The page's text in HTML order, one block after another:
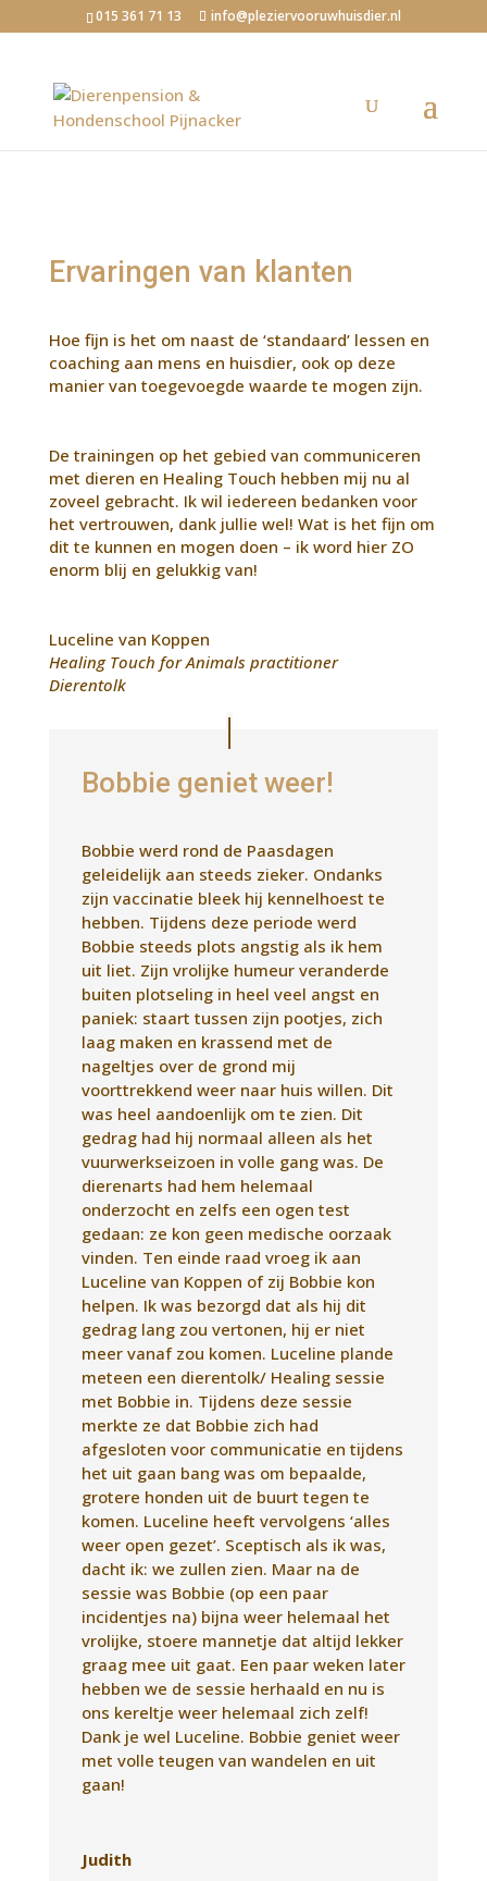
015 361 71 13 info@pleziervooruwhuisdier.nl
Ervaringen van klanten
Hoe fijn is het om naast de ‘standaard’ lessen en
coaching aan mens en huisdier, ook op deze
manier van toegevoegde waarde te mogen zijn.
De trainingen op het gebied van communiceren
met dieren en Healing Touch hebben mij nu al
zoveel gebracht. Ik wil iedereen bedanken voor
het vertrouwen, dank jullie wel! Wat is het fijn om
dit te kunnen en mogen doen – ik word hier ZO
enorm blij en gelukkig van!
Luceline van Koppen
Healing Touch for Animals practitioner
Dierentolk
Bobbie geniet weer!
Bobbie werd rond de Paasdagen
geleidelijk aan steeds zieker. Ondanks
zijn vaccinatie bleek hij kennelhoest te
hebben. Tijdens deze periode werd
Bobbie steeds plots angstig als ik hem
uit liet. Zijn vrolijke humeur veranderde
buiten plotseling in heel veel angst en
paniek: staart tussen zijn pootjes, zich
laag maken en krassend met de
nageltjes over de grond mij
voorttrekkend weer naar huis willen. Dit
was heel aandoenlijk om te zien. Dit
gedrag had hij normaal alleen als het
vuurwerkseizoen in volle gang was. De
dierenarts had hem helemaal
onderzocht en zelfs een ogen test
gedaan: ze kon geen medische oorzaak
vinden. Ten einde raad vroeg ik aan
Luceline van Koppen of zij Bobbie kon
helpen. Ik was bezorgd dat als hij dit
gedrag lang zou vertonen, hij er niet
meer vanaf zou komen. Luceline plande
meteen een dierentolk/ Healing sessie
met Bobbie in. Tijdens deze sessie
merkte ze dat Bobbie zich had
afgesloten voor communicatie en tijdens
het uit gaan bang was om bepaalde,
grotere honden uit de buurt tegen te
komen. Luceline heeft vervolgens ‘alles
weer open gezet’. Sceptisch als ik was,
dacht ik: we zullen zien. Maar na de
sessie was Bobbie (op een paar
incidentjes na) bijna weer helemaal het
vrolijke, stoere mannetje dat altijd lekker
graag mee uit gaat. Een paar weken later
hebben we de sessie herhaald en nu is
ons kereltje weer helemaal zich zelf!
Dank je wel Luceline. Bobbie geniet weer
met volle teugen van wandelen en uit
gaan!
Judith